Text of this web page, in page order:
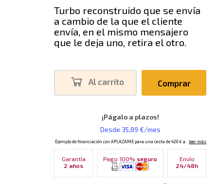
Turbo reconstruido que se envía
a cambio de la que el cliente
envía, en el mismo mensajero
que le deja uno, retira el otro.
Al carrito Comprar
Garantía
2 años
Pago 100% seguro
Envío
24/48h